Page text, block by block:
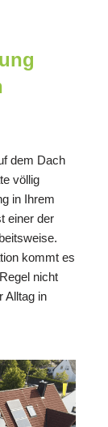
dem Dach
völlig
in Ihrem
einer der
kommt es
nicht
Alltag in